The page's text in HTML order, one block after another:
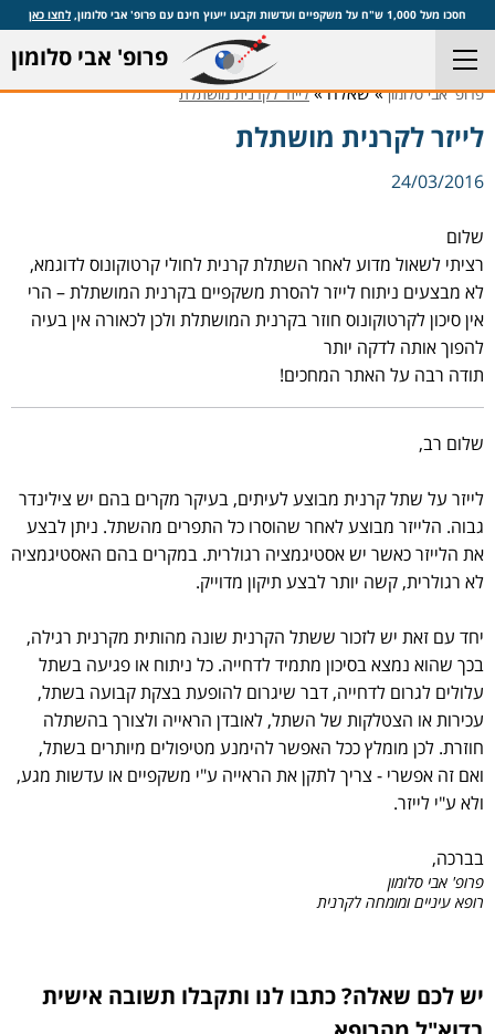
חסכו מעל 1,000 ש"ח על משקפיים ועדשות וקבעו ייעוץ חינם עם פרופ' אבי סלומון, לחצו כאן
פרופ' אבי סלומון
פרופ' אבי סלומון» שאלה »לייזר לקרנית מושתלת
לייזר לקרנית מושתלת
24/03/2016
שלום
רציתי לשאול מדוע לאחר השתלת קרנית לחולי קרטוקונוס לדוגמא,
לא מבצעים ניתוח לייזר להסרת משקפיים בקרנית המושתלת – הרי
אין סיכון לקרטוקונוס חוזר בקרנית המושתלת ולכן לכאורה אין בעיה
להפוך אותה לדקה יותר
תודה רבה על האתר המחכים!
שלום רב,
לייזר על שתל קרנית מבוצע לעיתים, בעיקר מקרים בהם יש צילינדר
גבוה. הלייזר מבוצע לאחר שהוסרו כל התפרים מהשתל. ניתן לבצע
את הלייזר כאשר יש אסטיגמציה רגולרית. במקרים בהם האסטיגמציה
לא רגולרית, קשה יותר לבצע תיקון מדוייק.
יחד עם זאת יש לזכור ששתל הקרנית שונה מהותית מקרנית רגילה,
בכך שהוא נמצא בסיכון מתמיד לדחייה. כל ניתוח או פגיעה בשתל
עלולים לגרום לדחייה, דבר שיגרום להופעת בצקת קבועה בשתל,
עכירות או הצטלקות של השתל, לאובדן הראייה ולצורך בהשתלה
חוזרת. לכן מומלץ ככל האפשר להימנע מטיפולים מיותרים בשתל,
ואם זה אפשרי - צריך לתקן את הראייה ע"י משקפיים או עדשות מגע,
ולא ע"י לייזר.
בברכה,
פרופ' אבי סלומון
רופא עיניים ומומחה לקרנית
יש לכם שאלה? כתבו לנו ותקבלו תשובה אישית